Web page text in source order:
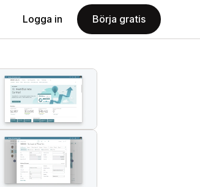
Logga in Börja gratis